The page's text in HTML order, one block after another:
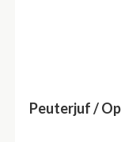
Peuterjuf /